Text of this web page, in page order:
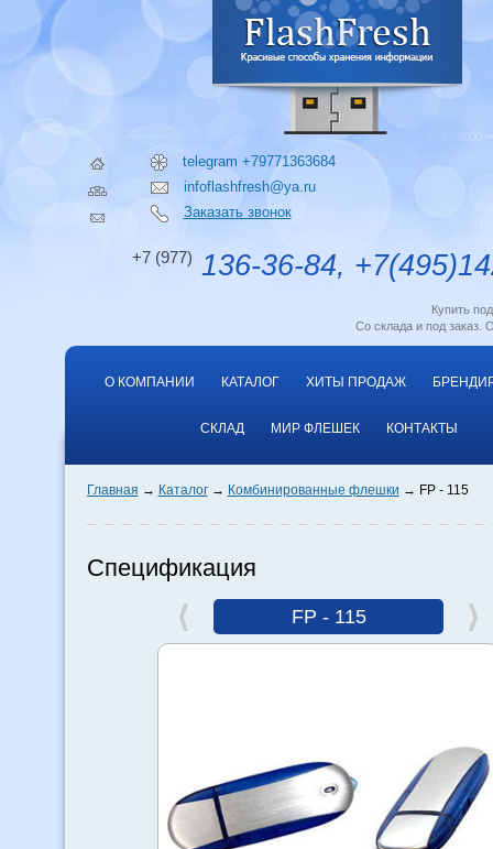
telegram +79771363684
infoflashfresh@ya.ru
Заказать звонок
+7 (977) 136-36-84,
Купить
Со склада и под заказ.
О КОМПАНИИ КАТАЛОГ ХИТЫ ПРОДАЖ
СКЛАД МИР ФЛЕШЕК КОНТАКТЫ
Главная Каталог Комбинированные флешки FP - 115
Спецификация
FP - 115